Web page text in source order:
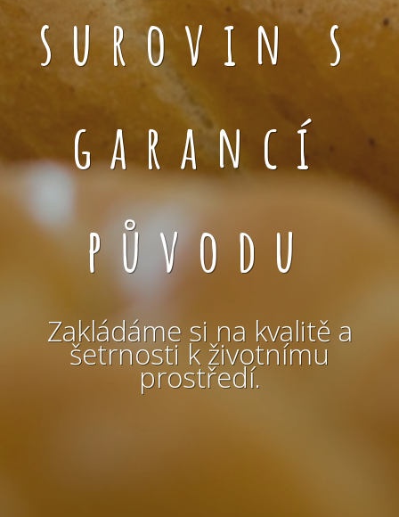
surovin s
garancí
původu
Zakládáme si na kvalitě a
šetrnosti k životnímu
prostředí.